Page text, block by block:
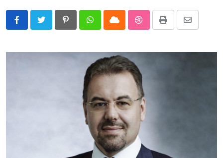
PinterestWhatsappCloud StumbleUpon
Print
Share
Email